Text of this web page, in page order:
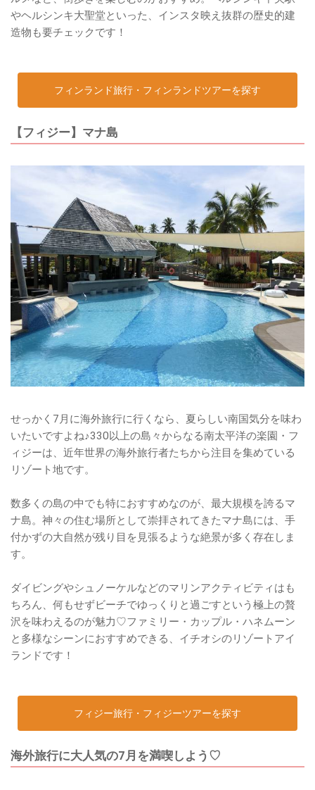
やヘルシンキ大聖堂といった、インスタ映え抜群の歴史的建
造物も要チェックです！
フィンランド旅行・フィンランドツアーを探す
【フィジー】マナ島
せっかく7月に海外旅行に行くなら、夏らしい南国気分を味わ
いたいですよね♪330以上の島々からなる南太平洋の楽園・フ
ィジーは、近年世界の海外旅行者たちから注目を集めている
リゾート地です。
数多くの島の中でも特におすすめなのが、最大規模を誇るマ
ナ島。神々の住む場所として崇拝されてきたマナ島には、手
付かずの大自然が残り目を見張るような絶景が多く存在しま
す。
ダイビングやシュノーケルなどのマリンアクティビティはも
ちろん、何もせずビーチでゆっくりと過ごすという極上の贅
沢を味わえるのが魅力♡ファミリー・カップル・ハネムーン
と多様なシーンにおすすめできる、イチオシのリゾートアイ
ランドです！
フィジー旅行・フィジーツアーを探す
海外旅行に大人気の7月を満喫しよう♡